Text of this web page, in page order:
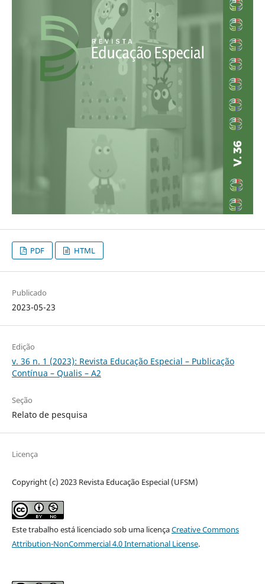
PDF HTML
Publicado
2023-05-23
Edição
v. 36 n. 1 (2023): Revista Educação Especial – Publicação
Contínua – Qualis – A2
Seção
Relato de pesquisa
Licença
Copyright (c) 2023 Revista Educação Especial (UFSM)
Este trabalho está licenciado sob uma licençaCreative Commons
Attribution-NonCommercial 4.0 International License.